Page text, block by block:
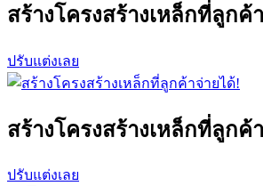
สร้างโครงสร้างเหล็กที่ลูกค้
ปรับแต่งเลย
สร้างโครงสร้างเหล็กที่ลูกค้
ปรับแต่งเลย